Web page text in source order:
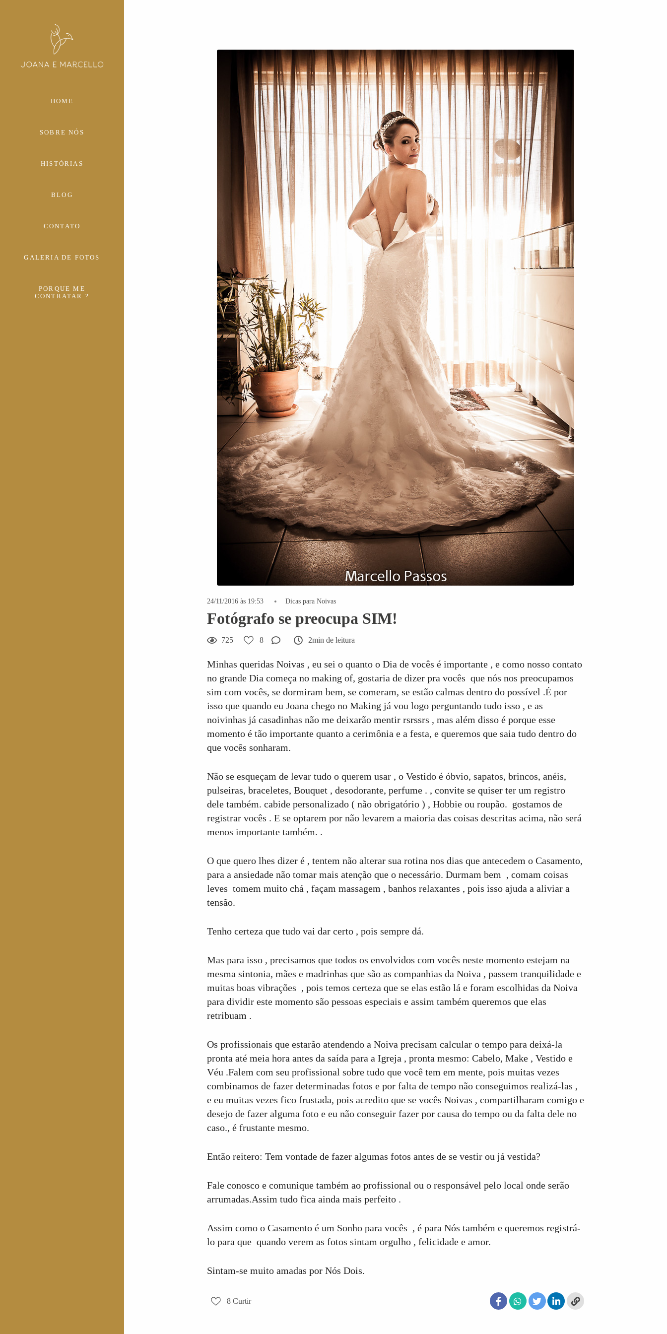
HOME
SOBRE NÓS
HISTÓRIAS
BLOG
CONTATO
GALERIA DE FOTOS
PORQUE ME
CONTRATAR ?
24/11/2016 às 19:53 Dicas para Noivas
Fotógrafo se preocupa SIM!
725 8 2min de leitura
Minhas queridas Noivas , eu sei o quanto o Dia de vocês é importante , e como nosso contato
no grande Dia começa no making of, gostaria de dizer pra vocês que nós nos preocupamos
sim com vocês, se dormiram bem, se comeram, se estão calmas dentro do possível .É por
isso que quando eu Joana chego no Making já vou logo perguntando tudo isso , e as
noivinhas já casadinhas não me deixarão mentir rsrssrs , mas além disso é porque esse
momento é tão importante quanto a cerimônia e a festa, e queremos que saia tudo dentro do
que vocês sonharam.
Não se esqueçam de levar tudo o querem usar , o Vestido é óbvio, sapatos, brincos, anéis,
pulseiras, braceletes, Bouquet , desodorante, perfume . , convite se quiser ter um registro
dele também. cabide personalizado ( não obrigatório ) , Hobbie ou roupão. gostamos de
registrar vocês . E se optarem por não levarem a maioria das coisas descritas acima, não será
menos importante também. .
O que quero lhes dizer é , tentem não alterar sua rotina nos dias que antecedem o Casamento,
para a ansiedade não tomar mais atenção que o necessário. Durmam bem , comam coisas
leves tomem muito chá , façam massagem , banhos relaxantes , pois isso ajuda a aliviar a
tensão.
Tenho certeza que tudo vai dar certo , pois sempre dá.
Mas para isso , precisamos que todos os envolvidos com vocês neste momento estejam na
mesma sintonia, mães e madrinhas que são as companhias da Noiva , passem tranquilidade e
muitas boas vibrações , pois temos certeza que se elas estão lá e foram escolhidas da Noiva
para dividir este momento são pessoas especiais e assim também queremos que elas
retribuam .
Os profissionais que estarão atendendo a Noiva precisam calcular o tempo para deixá-la
pronta até meia hora antes da saída para a Igreja , pronta mesmo: Cabelo, Make , Vestido e
Véu .Falem com seu profissional sobre tudo que você tem em mente, pois muitas vezes
combinamos de fazer determinadas fotos e por falta de tempo não conseguimos realizá-las ,
e eu muitas vezes fico frustada, pois acredito que se vocês Noivas , compartilharam comigo e
desejo de fazer alguma foto e eu não conseguir fazer por causa do tempo ou da falta dele no
caso., é frustante mesmo.
Então reitero: Tem vontade de fazer algumas fotos antes de se vestir ou já vestida?
Fale conosco e comunique também ao profissional ou o responsável pelo local onde serão
arrumadas.Assim tudo fica ainda mais perfeito .
Assim como o Casamento é um Sonho para vocês , é para Nós também e queremos registrá-
lo para que quando verem as fotos sintam orgulho , felicidade e amor.
Sintam-se muito amadas por Nós Dois.
8 Curtir